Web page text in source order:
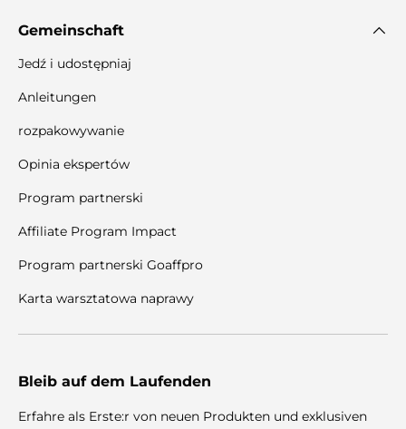
Gemeinschaft
Jedź i udostępniaj
Anleitungen
rozpakowywanie
Opinia ekspertów
Program partnerski
Affiliate Program Impact
Program partnerski Goaffpro
Karta warsztatowa naprawy
Bleib auf dem Laufenden
Erfahre als Erste:r von neuen Produkten und exklusiven